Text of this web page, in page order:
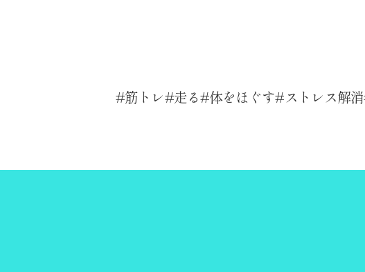
筋トレ 走る 体をほぐす ストレス解消